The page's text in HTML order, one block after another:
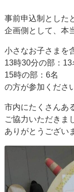
事前申込制とした
企画側として、本
小さなお子さまを
13時30分の部：13
15時の部：6名
の方が参加くださ
市内にたくさんあ
ご協力いただきま
ありがとうござい